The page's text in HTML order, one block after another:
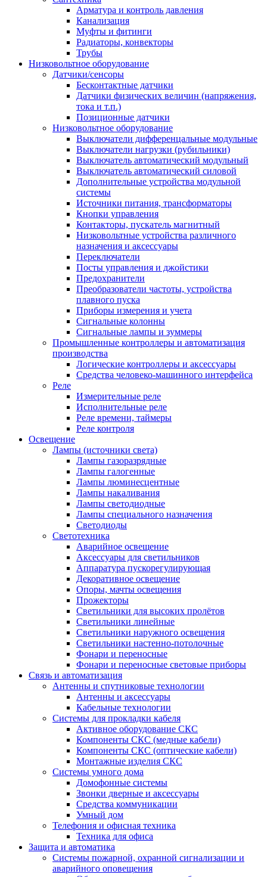
Арматура и контроль давления
Канализация
Муфты и фитинги
Радиаторы, конвекторы
Трубы
Низковольтное оборудование
Датчики/сенсоры
Бесконтактные датчики
Датчики физических величин (напряжения,
тока и т.п.)
Позиционные датчики
Низковольтное оборудование
Выключатели дифференцальные модульные
Выключатели нагрузки (рубильники)
Выключатель автоматический модульный
Выключатель автоматический силовой
Дополнительные устройства модульной
системы
Источники питания, трансформаторы
Кнопки управления
Контакторы, пускатель магнитный
Низковольтные устройства различного
назначения и аксессуары
Переключатели
Посты управления и джойстики
Предохранители
Преобразователи частоты, устройства
плавного пуска
Приборы измерения и учета
Сигнальные колонны
Сигнальные лампы и зуммеры
Промышленные контроллеры и автоматизация
производства
Логические контроллеры и аксессуары
Средства человеко-машинного интерфейса
Реле
Измерительные реле
Исполнительные реле
Реле времени, таймеры
Реле контроля
Освещение
Лампы (источники света)
Лампы газоразрядные
Лампы галогенные
Лампы люминесцентные
Лампы накаливания
Лампы светодиодные
Лампы специального назначения
Светодиоды
Светотехника
Аварийное освещение
Аксессуары для светильников
Аппаратура пускорегулирующая
Декоративное освещение
Опоры, мачты освещения
Прожекторы
Светильники для высоких пролётов
Светильники линейные
Светильники наружного освещения
Светильники настенно-потолочные
Фонари и переносные
Фонари и переносные световые приборы
Связь и автоматизация
Антенны и спутниковые технологии
Антенны и аксессуары
Кабельные технологии
Системы для прокладки кабеля
Активное оборудование СКС
Компоненты СКС (медные кабели)
Компоненты СКС (оптические кабели)
Монтажные изделия СКС
Системы умного дома
Домофонные системы
Звонки дверные и аксессуары
Средства коммуникации
Умный дом
Телефония и офисная техника
Техника для офиса
Защита и автоматика
Системы пожарной, охранной сигнализации и
аварийного оповещения